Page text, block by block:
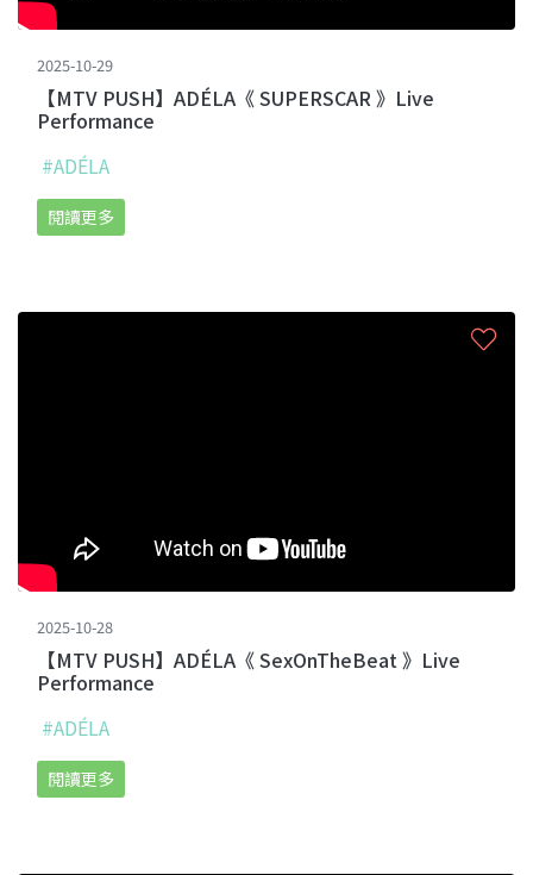
2025-10-29
【MTV PUSH】ADÉLA《 SUPERSCAR 》Live
Performance
#ADÉLA
閱讀更多
2025-10-28
【MTV PUSH】ADÉLA《 SexOnTheBeat 》Live
Performance
#ADÉLA
閱讀更多